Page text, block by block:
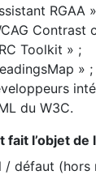
RGAA
Contrast
Toolkit » ;
» ;
du W3C.
fait l’objet
/ défaut (hors